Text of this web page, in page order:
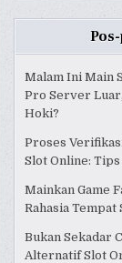
Malam Ini Main
Pro Server
Hoki?
Proses
Slot Online:
Mainkan Game
Rahasia
Bukan Sekadar
Alternatif Slot